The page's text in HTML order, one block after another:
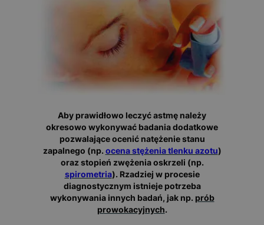
Aby prawidłowo leczyć astmę należy
okresowo wykonywać badania dodatkowe
pozwalające ocenić natężenie stanu
zapalnego (np. ocena stężenia tlenku azotu)
oraz stopień zwężenia oskrzeli (np.
spirometria). Rzadziej w procesie
diagnostycznym istnieje potrzeba
wykonywania innych badań, jak np. prób
prowokacyjnych.